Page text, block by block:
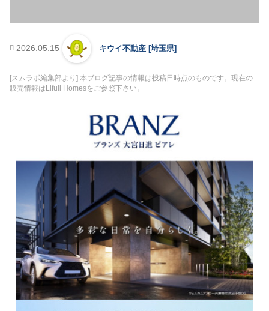
2026.05.15 キウイ不動産 [埼玉県]
[スムラボ編集部より] 本ブログ記事の情報は投稿日時点のものです。現在の
販売情報はLifull Homesをご参照下さい。